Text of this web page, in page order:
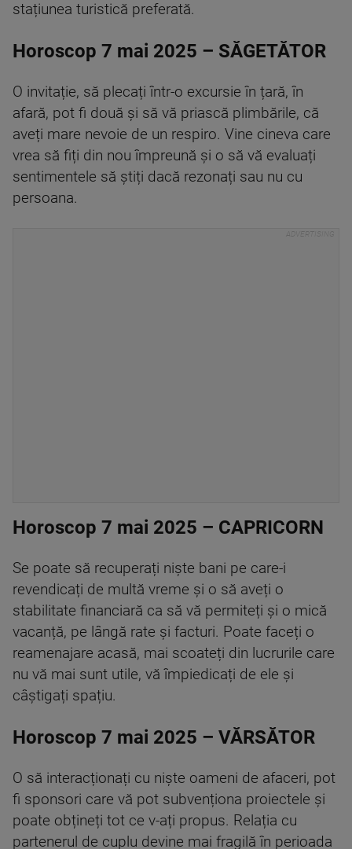
stațiunea turistică preferată.
Horoscop 7 mai 2025 – SĂGETĂTOR
O invitație, să plecați într-o excursie în țară, în
afară, pot fi două și să vă priască plimbările, că
aveți mare nevoie de un respiro. Vine cineva care
vrea să fiți din nou împreună și o să vă evaluați
sentimentele să știți dacă rezonați sau nu cu
persoana.
Horoscop 7 mai 2025 – CAPRICORN
Se poate să recuperați niște bani pe care-i
revendicați de multă vreme și o să aveți o
stabilitate financiară ca să vă permiteți și o mică
vacanță, pe lângă rate și facturi. Poate faceți o
reamenajare acasă, mai scoateți din lucrurile care
nu vă mai sunt utile, vă împiedicați de ele și
câștigați spațiu.
Horoscop 7 mai 2025 – VĂRSĂTOR
O să interacționați cu niște oameni de afaceri, pot
fi sponsori care vă pot subvenționa proiectele și
poate obțineți tot ce v-ați propus. Relația cu
partenerul de cuplu devine mai fragilă în perioada